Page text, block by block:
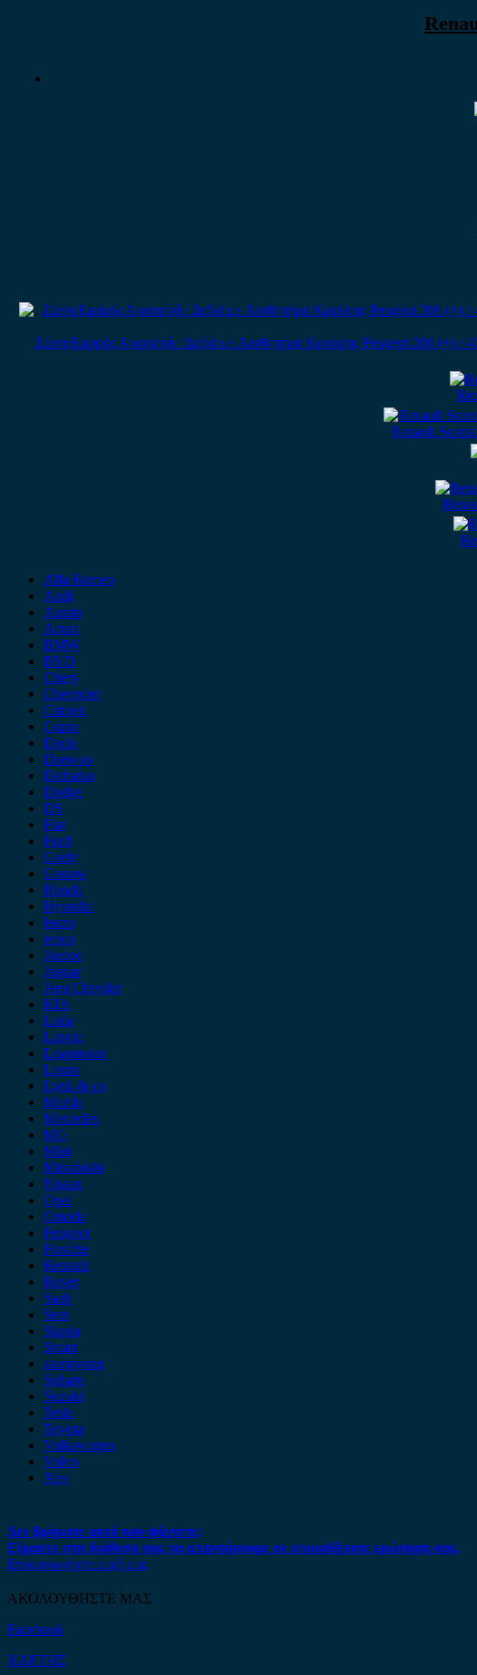
Ζώνη Εμπρός Αριστερή / Δεξιά με Αισθητήρα Κρούσης Peugeot 206 (+) /
Renault
Alfa Romeo
Audi
Austin
Acura
BMW
BYD
Chery
Chevrolet
Citroen
Cupra
Dacia
Daewoo
Daihatsu
Dodge
DS
Fiat
Ford
Geely
Gonow
Honda
Hyundai
Isuzu
iveco
Jaecoo
Jaguar
Jeep Chrysler
KIA
Lada
Lancia
Leapmotor
Lexus
Lynk & co
Mazda
Mercedes
MG
Mini
Mitsubishi
Nissan
Opel
Omoda
Peugeot
Porsche
Renault
Rover
Saab
Seat
Skoda
Smart
ssangyong
Subaru
Suzuki
Tesla
Toyota
Volkswagen
Volvo
Xev
Δεν βρήκατε αυτό που ψάχνετε;
Είμαστε στη διάθεση σας να απαντήσουμε σε οποιαδήποτε ερώτηση σας.
Επικοινωνήστε μαζί μας
ΑΚΟΛΟΥΘΗΣΤΕ ΜΑΣ
Facebook
ΧΑΡΤΗΣ